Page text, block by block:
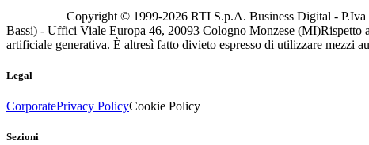
Copyright © 1999-2026 RTI S.p.A. Business Digital -
Bassi) - Uffici Viale Europa 46, 20093 Cologno Monzese (MI)Rispetto
artificiale generativa. È altresì fatto divieto espresso di utilizzare mezzi
Legal
CorporatePrivacy PolicyCookie Policy
Sezioni